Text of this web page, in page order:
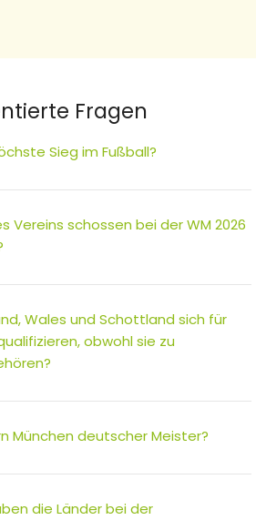
Fragen
Sieg im Fußball?
Vereins schossen bei der WM 2026
Wales und Schottland sich für
obwohl sie zu
München deutscher Meister?
die Länder bei der